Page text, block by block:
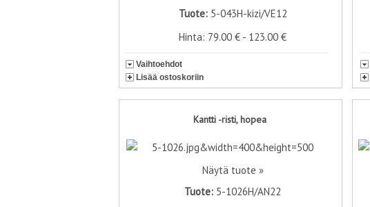
Tuote: 5-043H-kizi/VE12
Hinta: 79.00 € - 123.00 €
Vaihtoehdot
Lisää ostoskoriin
Kantti -risti, hopea
Näytä tuote »
Tuote: 5-1026H/AN22